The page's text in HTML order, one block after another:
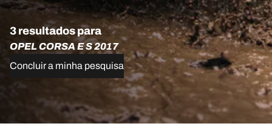
3 resultados para
OPEL CORSA E S 2017
Concluir a minha pesquisa